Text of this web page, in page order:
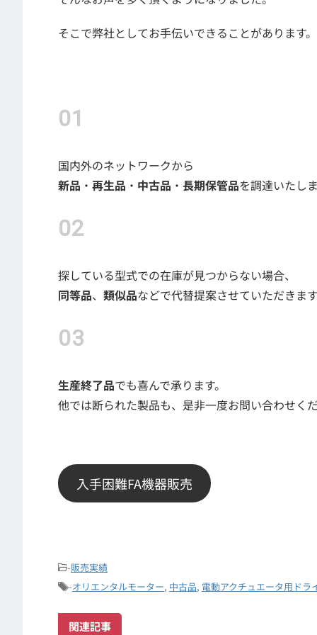
そこで弊社としてお手伝いできることがあります。
国内外のネットワークから
新品 ・ 再生品 ・ 中古品 ・ 長期保管品を調達いたしま
探している型式での在庫が見つからない場合、
同等品、 類似品などで代替提案させていただきます
生産終了品でも喜んで承ります。
他では断られた製品も、是非一度お問い合わせくだ
入手困難FA機器販売
-販売実績
-オリエンタルモーター, 中古品, 電動アクチュエータ用ドラ
関連記事